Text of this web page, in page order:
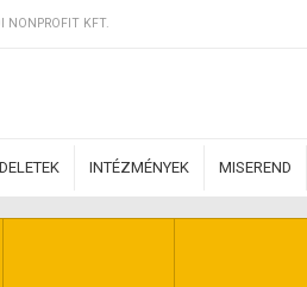
NONPROFIT KFT.
INTÉZMÉNYEK MISEREND